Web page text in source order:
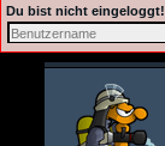
Du bist nicht eingeloggt!